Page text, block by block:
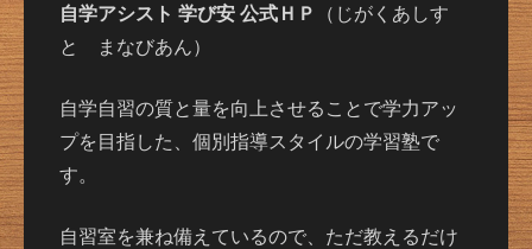
自学アシスト 学び安 公式ＨＰ
（じがくあしす
と まなびあん）
自学自習の質と量を向上させることで学力アッ
プを目指した、個別指導スタイルの学習塾で
す。
自習室を兼ね備えているので、ただ教えるだけ